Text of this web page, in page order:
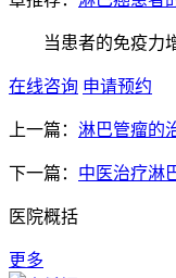
当患者的免疫力增
在线咨询 申请预约
上一篇： 淋巴管瘤的
下一篇： 中医治疗淋
医院概括
更多